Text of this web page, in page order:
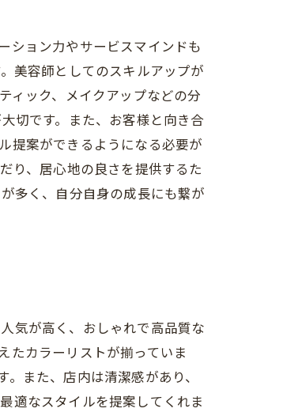
ション力やサービスマインドも
美容師としてのスキルアップが
ィック、メイクアップなどの分
切です。また、お客様と向き合
提案ができるようになる必要が
り、居心地の良さを提供するた
多く、自分自身の成長にも繋が
気が高く、おしゃれで高品質な
たカラーリストが揃っていま
また、店内は清潔感があり、
適なスタイルを提案してくれま